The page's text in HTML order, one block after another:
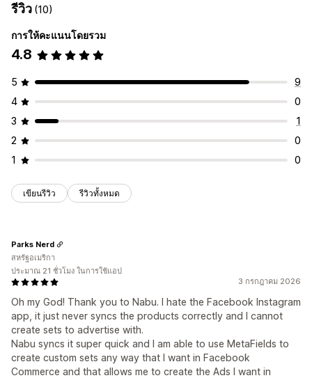
ฟีดที่ปรับให้เหมาะกับท้องถิ่น
การซิงค์ตัวแปร
การจัดการฟีด
การสนับสนุนสินค้าคงคลัง
รีวิว (10)
การให้คะแนนโดยรวม
4.8
5
9
4
0
3
1
2
0
1
0
เขียนรีวิว รีวิวทั้งหมด
3 กรกฎาคม 2026
Oh my God! Thank you to Nabu. I hate the Facebook Instagram
app, it just never syncs the products correctly and I cannot
create sets to advertise with.
Nabu syncs it super quick and I am able to use MetaFields to
create custom sets any way that I want in Facebook
Commerce and that allows me to create the Ads I want in
Parks Nerd
สหรัฐอเมริกา
ประมาณ 21 ชั่วโมง ในการใช้แอป